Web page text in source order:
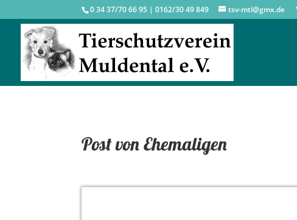
0 34 37/70 66 95 | 0162/30 49 849 tsv-mtl@gmx.de
Post von Ehemaligen